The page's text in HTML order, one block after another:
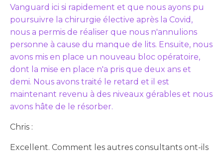
Vanguard ici si rapidement et que nous ayons pu
poursuivre la chirurgie élective après la Covid,
nous a permis de réaliser que nous n'annulions
personne à cause du manque de lits. Ensuite, nous
avons mis en place un nouveau bloc opératoire,
dont la mise en place n'a pris que deux ans et
demi. Nous avons traité le retard et il est
maintenant revenu à des niveaux gérables et nous
avons hâte de le résorber.
Chris :
Excellent. Comment les autres consultants ont-ils